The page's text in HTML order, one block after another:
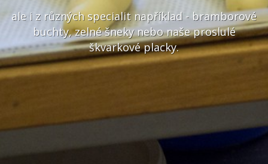
ale i z různých specialit například - bramborové
buchty, zelné šneky nebo naše proslulé
škvarkové placky.